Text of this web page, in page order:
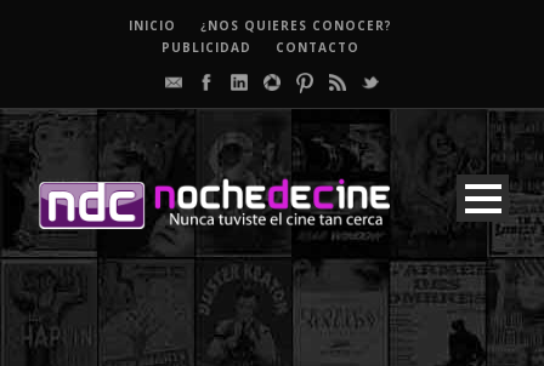
INICIO
¿NOS QUIERES CONOCER?
PUBLICIDAD
CONTACTO